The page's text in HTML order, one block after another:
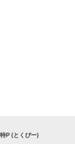
P (とくぴー)